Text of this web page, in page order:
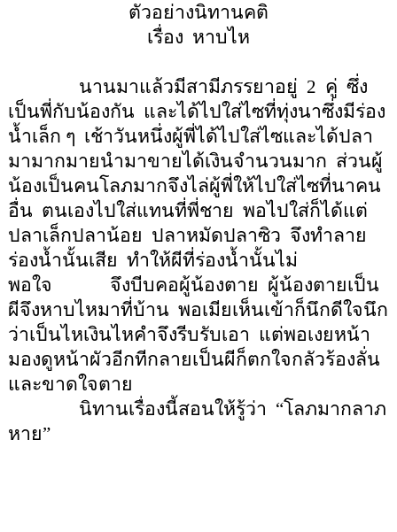
ตัวอย่างนิทานคติ
เรื่อง หาบไห
นานมาแล้วมีสามีภรรยาอยู่ 2 คู่ ซึ่ง
เป็นพี่กับน้องกัน และได้ไปใส่ไซที่ทุ่งนาซึ่งมีร่อง
น้ำเล็ก ๆ เช้าวันหนึ่งผู้พี่ได้ไปใส่ไซและได้ปลา
มามากมายนำมาขายได้เงินจำนวนมาก ส่วนผู้
น้องเป็นคนโลภมากจึงไล่ผู้พี่ให้ไปใส่ไซที่นาคน
อื่น ตนเองไปใส่แทนที่พี่ชาย พอไปใส่ก็ได้แต่
ปลาเล็กปลาน้อย ปลาหมัดปลาซิว จึงทำลาย
ร่องน้ำนั้นเสีย ทำให้ผีที่ร่องน้ำนั้นไม่
พอใจ
จึงบีบคอผู้น้องตาย ผู้น้องตายเป็น
ผีจึงหาบไหมาที่บ้าน พอเมียเห็นเข้าก็นึกดีใจนึก
ว่าเป็นไหเงินไหคำจึงรีบรับเอา แต่พอเงยหน้า
มองดูหน้าผัวอีกทีกลายเป็นผีก็ตกใจกลัวร้องลั่น
และขาดใจตาย
นิทานเรื่องนี้สอนให้รู้ว่า “โลภมากลาภ
หาย”